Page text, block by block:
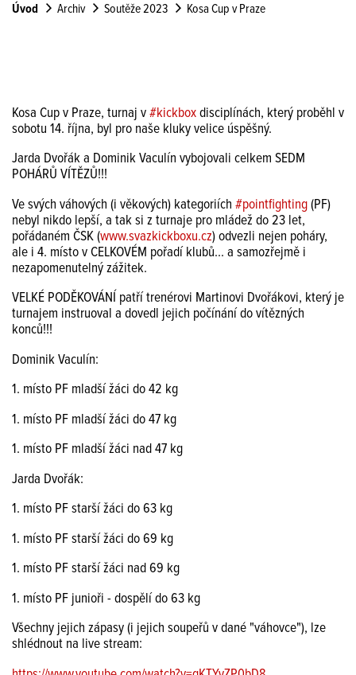
Úvod Archiv Soutěže 2023 Kosa Cup v Praze
Kosa Cup v Praze, turnaj v#kickboxdisciplínách, který proběhl v
sobotu 14. října, byl pro naše kluky velice úspěšný.
Jarda Dvořák a Dominik Vaculín vybojovali celkem SEDM
POHÁRŮ VÍTĚZŮ!!!
Ve svých váhových (i věkových) kategoriích #pointfighting(PF)
nebyl nikdo lepší, a tak si z turnaje pro mládež do 23 let,
pořádaném ČSK (www.svazkickboxu.cz) odvezli nejen poháry,
ale i 4. místo v CELKOVÉM pořadí klubů... a samozřejmě i
nezapomenutelný zážitek.
VELKÉ PODĚKOVÁNÍ patří trenérovi Martinovi Dvořákovi, který je
turnajem instruoval a dovedl jejich počínání do vítězných
konců!!!
Dominik Vaculín:
1. místo PF mladší žáci do 42 kg
1. místo PF mladší žáci do 47 kg
1. místo PF mladší žáci nad 47 kg
Jarda Dvořák:
1. místo PF starší žáci do 63 kg
1. místo PF starší žáci do 69 kg
1. místo PF starší žáci nad 69 kg
1. místo PF junioři - dospělí do 63 kg
Všechny jejich zápasy (i jejich soupeřů v dané "váhovce"), lze
shlédnout na live stream: